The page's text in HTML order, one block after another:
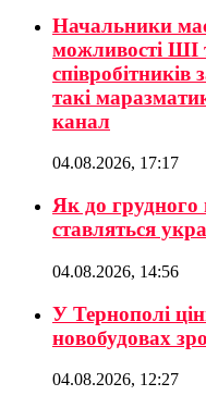
Начальники
можливості ШІ
співробітників
такі
канал
04.08.2026, 17:17
Як до грудного
ставляться
04.08.2026, 14:56
У Тернополі
новобудовах
04.08.2026, 12:27